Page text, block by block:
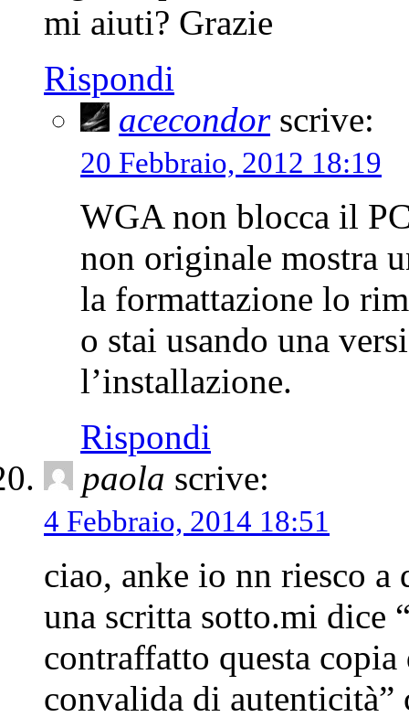
mi aiuti? Grazie
Rispondi
acecondorscrive:
20 Febbraio, 2012 18:19
WGA non blocca il
non originale mostra
la formattazione lo
o stai usando una
l’installazione.
Rispondi
paola scrive:
4 Febbraio, 2014 18:51
ciao, anke io nn riesco
una scritta sotto.mi dice
contraffatto questa
convalida di